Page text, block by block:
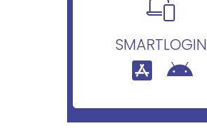
SMARTLOGIN